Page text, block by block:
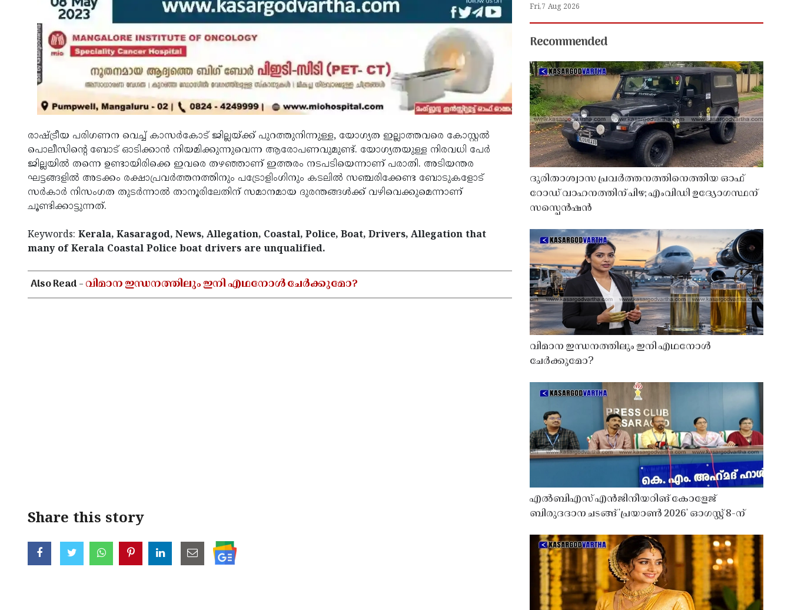
രാഷ്ട്രീയ പരിഗണന വെച്ച് കാസർകോട് ജില്ലയ്ക്ക് പുറത്തുനിന്നുള്ള, യോഗ്യത ഇല്ലാത്തവരെ കോസ്റ്റൽ
പൊലീസിന്റെ ബോട് ഓടിക്കാൻ നിയമിക്കുന്നുവെന്ന ആരോപണവുമുണ്ട്. യോഗ്യതയുള്ള നിരവധി പേർ
ജില്ലയിൽ തന്നെ ഉണ്ടായിരിക്കെ ഇവരെ തഴഞ്ഞാണ് ഇത്തരം നടപടിയെന്നാണ് പരാതി. അടിയന്തര
ഘട്ടങ്ങളിൽ അടക്കം രക്ഷാപ്രവർത്തനത്തിനും പട്രോളിംഗിനും കടലിൽ സഞ്ചരിക്കേണ്ട ബോടുകളോട്
സർകാർ നിസംഗത തുടർന്നാൽ താനൂരിലേതിന് സമാനമായ ദുരന്തങ്ങൾക്ക് വഴിവെക്കുമെന്നാണ്
ചൂണ്ടിക്കാട്ടുന്നത്.
Keywords: Kerala, Kasaragod, News, Allegation, Coastal, Police, Boat, Drivers, Allegation that
many of Kerala Coastal Police boat drivers are unqualified.
Also Read -വിമാന ഇന്ധനത്തിലും ഇനി എഥനോൾ ചേർക്കുമോ?
Share this story
Fri,7 Aug 2026
Recommended
ദുരിതാശ്വാസ പ്രവർത്തനത്തിനെത്തിയ ഓഫ്
റോഡ് വാഹനത്തിന് പിഴ; എംവിഡി ഉദ്യോഗസ്ഥന്
സസ്പെൻഷൻ
വിമാന ഇന്ധനത്തിലും ഇനി എഥനോൾ
ചേർക്കുമോ?
എൽബിഎസ് എൻജിനീയറിങ് കോളേജ്
ബിരുദദാന ചടങ്ങ് 'പ്രയാൺ 2026' ഓഗസ്റ്റ് 8-ന്